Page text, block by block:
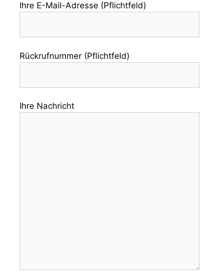
Ihre E-Mail-Adresse (Pflichtfeld)
Rückrufnummer (Pflichtfeld)
Ihre Nachricht